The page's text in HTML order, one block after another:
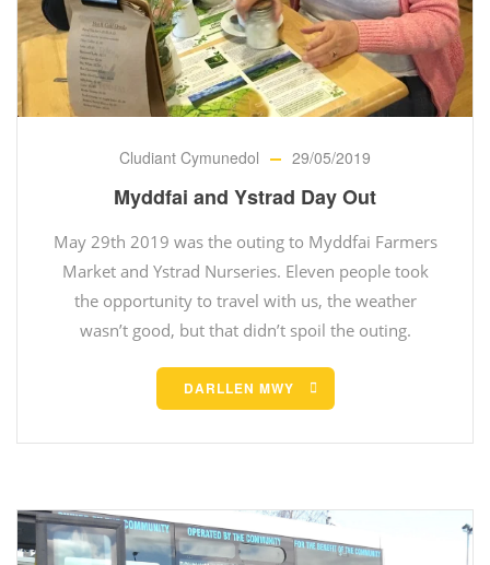
Cludiant Cymunedol 29/05/2019
Myddfai and Ystrad Day Out
May 29th 2019 was the outing to Myddfai Farmers
Market and Ystrad Nurseries. Eleven people took
the opportunity to travel with us, the weather
wasn’t good, but that didn’t spoil the outing.
DARLLEN MWY